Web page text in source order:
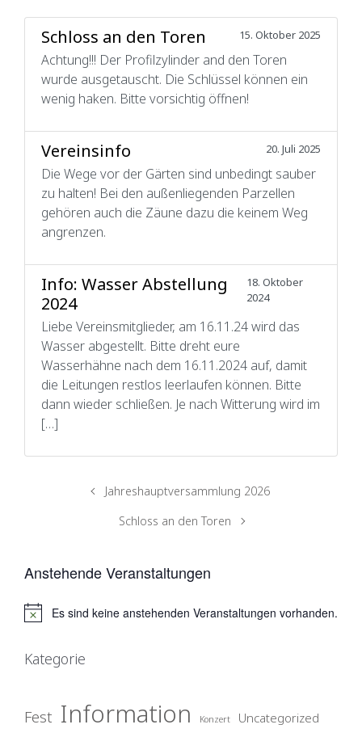
Schloss an den Toren 15. Oktober 2025
Achtung!!! Der Profilzylinder and den Toren
wurde ausgetauscht. Die Schlüssel können ein
wenig haken. Bitte vorsichtig öffnen!
Vereinsinfo 20. Juli 2025
Die Wege vor der Gärten sind unbedingt sauber
zu halten! Bei den außenliegenden Parzellen
gehören auch die Zäune dazu die keinem Weg
angrenzen.
Info: Wasser Abstellung
2024
18. Oktober
2024
Liebe Vereinsmitglieder, am 16.11.24 wird das
Wasser abgestellt. Bitte dreht eure
Wasserhähne nach dem 16.11.2024 auf, damit
die Leitungen restlos leerlaufen können. Bitte
dann wieder schließen. Je nach Witterung wird im
[…]
Jahreshauptversammlung 2026
Schloss an den Toren
Anstehende Veranstaltungen
H
w
s
Es sind keine anstehenden Veranstaltungen vorhanden.
Kategorie
Fest Information Konzert Uncategorized